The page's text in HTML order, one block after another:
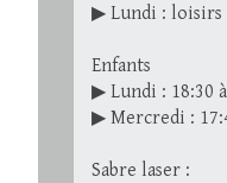
▶ Lundi : loisirs
Enfants
▶ Lundi : 18:30
▶ Mercredi :
Sabre laser :